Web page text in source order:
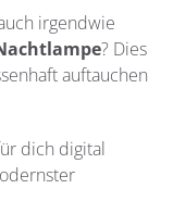
irgendwie
? Dies
auftauchen
dich digital